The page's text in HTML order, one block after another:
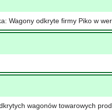
Wagony odkryte firmy Piko w
wagonów towarowych